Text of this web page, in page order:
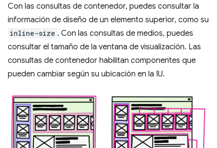
Con las consultas de contenedor, puedes consultar la
información de diseño de un elemento superior, como su
inline-size . Con las consultas de medios, puedes
consultar el tamaño de la ventana de visualización. Las
consultas de contenedor habilitan componentes que
pueden cambiar según su ubicación en la IU.